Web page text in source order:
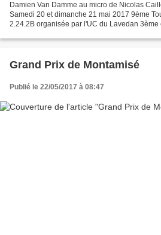
Damien Van Damme au micro de Nicolas Caille (Photo Sud Gironde
Samedi 20 et dimanche 21 mai 2017 9ème
2.24.2B organisée par l'UC du Lavedan 3ème
Grand Prix de Montamisé
Publié le 22/05/2017 à 08:47